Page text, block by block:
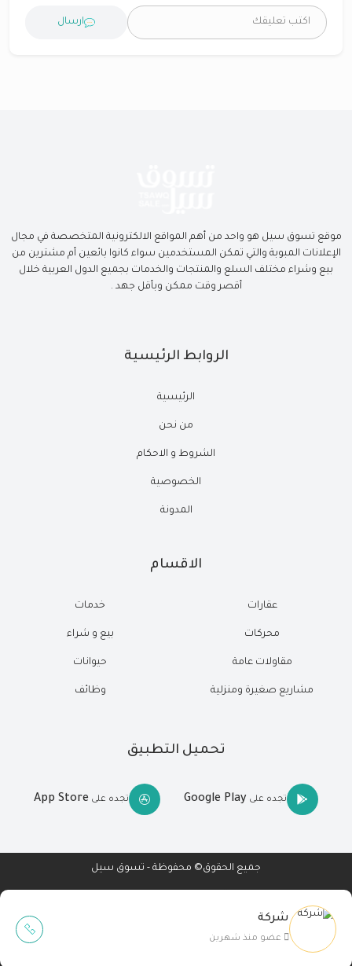
شركة
عضو منذ شهرين
ارسال
موقع تسوق سيل هو واحد من أهم المواقع الالكترونية المتخصصة في مجال
الإعلانات المبوبة والتي تمكن المستخدمين سواء كانوا بائعين أم مشترين من
بيع وشراء مختلف السلع والمنتجات والخدمات بجميع الدول العربية خلال
أقصر وقت ممكن وبأقل جهد .
الروابط الرئيسية
الرئيسية
من نحن
الشروط و الاحكام
الخصوصية
المدونة
الاقسام
عقارات
محركات
مقاولات عامة
مشاريع صغيرة ومنزلية
خدمات
بيع و شراء
حيوانات
وظائف
تحميل التطبيق
تجده على Google Play تجده على App Store
جميع الحقوق© محفوظة - تسوق سيل